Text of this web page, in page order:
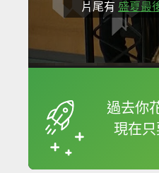
片尾有 盛夏最
過去你
現在